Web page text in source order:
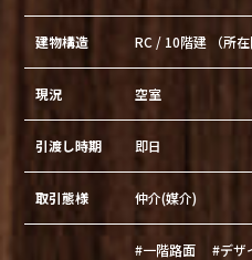
建物構造 RC / 10階建 （所
現況 空室
引渡し時期 即日
取引態様 仲介(媒介)
#一階路面 #デザ